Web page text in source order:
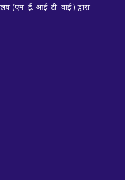
(एम. ई. आई. टी. वाई.) द्वारा